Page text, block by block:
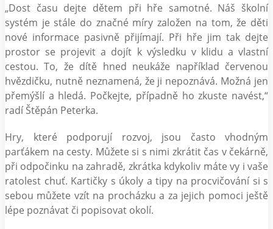
„Dost času dejte dětem při hře samotné. Náš školní
systém je stále do značné míry založen na tom, že děti
nové informace pasivně přijímají. Při hře jim tak dejte
prostor se projevit a dojít k výsledku v klidu a vlastní
cestou. To, že dítě hned neukáže například červenou
hvězdičku, nutně neznamená, že ji nepoznává. Možná jen
přemýšlí a hledá. Počkejte, případně ho zkuste navést,“
radí Štěpán Peterka.
Hry, které podporují rozvoj, jsou často vhodným
parťákem na cesty. Můžete si s nimi zkrátit čas v čekárně,
při odpočinku na zahradě, zkrátka kdykoliv máte vy i vaše
ratolest chuť. Kartičky s úkoly a tipy na procvičování si s
sebou můžete vzít na procházku a za jejich pomoci ještě
lépe poznávat či popisovat okolí.